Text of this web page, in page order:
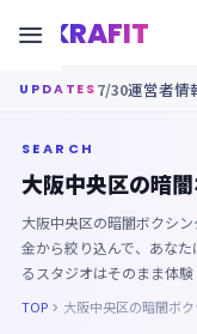
KRAFIT

UPDATES 7/30運営者情
SEARCH
大阪中央区の暗
大阪中央区の暗闇ボクシ
金から絞り込んで、あな
るスタジオはそのまま体験
TOP  大阪中央区の暗闇ボ